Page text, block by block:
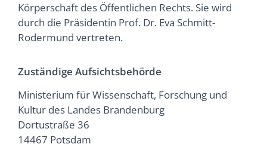
Körperschaft des Öffentlichen Rechts. Sie wird
durch die Präsidentin Prof. Dr. Eva Schmitt-
Rodermund vertreten.
Zuständige Aufsichtsbehörde
Ministerium für Wissenschaft, Forschung und
Kultur des Landes Brandenburg
Dortustraße 36
14467 Potsdam